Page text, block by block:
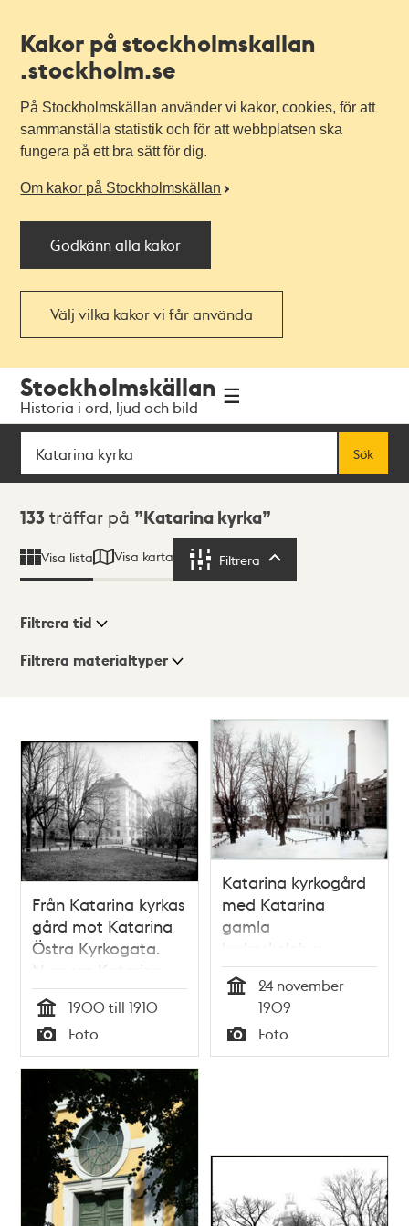
Kakor på stockholmskallan
.stockholm.se
På Stockholmskällan använder vi kakor, cookies, för att
sammanställa statistik och för att webbplatsen ska
fungera på ett bra sätt för dig.
Om kakor på Stockholmskällan
Godkänn alla kakor
Välj vilka kakor vi får använda
navigationen
huvudinnehållet
Stockholmskällan
Historia i ord, ljud och bild
Sök
Sök
Sökresultat
133 träffar på Katarina kyrka
Visa lista Visa karta Filtrera
Visningsläge
Lista
Karta
Filtrera tid
Filtrera materialtyper
Från Katarina kyrkas
gård mot Katarina
Östra Kyrkogata.
Numera Katarina
Östra
Kyrkogårdsgränd
Tid
1900 till 1910
Typ
Foto
Katarina kyrkogård
med Katarina
gamla
kyrkoskolehus
24 november
1909
Typ
Foto